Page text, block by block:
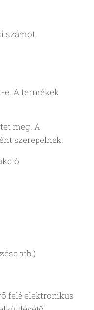
számot.
e. A termékek
meg. A
szerepelnek.
stb.)
felé elektronikus